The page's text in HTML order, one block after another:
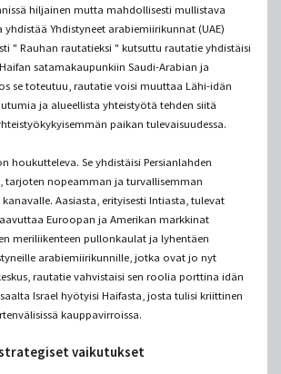
hiljainen mutta mahdollisesti mullistava
Yhdistyneet arabiemiirikunnat (UAE)
" Rauhan rautatieksi " kutsuttu rautatie yhdistäisi
satamakaupunkiin Saudi-Arabian ja
se toteutuu, rautatie voisi muuttaa Lähi-idän
ja alueellista yhteistyötä tehden siitä
paikan tulevaisuudessa.
houkutteleva. Se yhdistäisi Persianlahden
tarjoten nopeamman ja turvallisemman
Aasiasta, erityisesti Intiasta, tulevat
Euroopan ja Amerikan markkinat
meriliikenteen pullonkaulat ja lyhentäen
arabiemiirikunnille, jotka ovat jo nyt
rautatie vahvistaisi sen roolia porttina idän
Israel hyötyisi Haifasta, josta tulisi kriittinen
kauppavirroissa.
vaikutukset